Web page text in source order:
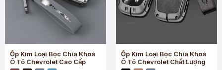
Ốp Kim Loại Bọc Chìa Khoá
Ô Tô Chevrolet Cao Cấp
Ốp Kim Loại Bọc Chìa Khoá
Ô Tô Chevrolet Chất Lượng